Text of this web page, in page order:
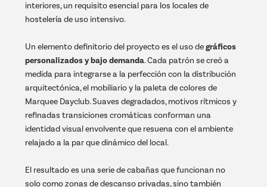
interiores, un requisito esencial para los locales de
hostelería de uso intensivo.
Un elemento definitorio del proyecto es el uso degráficos
personalizados y bajo demanda. Cada patrón se creó a
medida para integrarse a la perfección con la distribución
arquitectónica, el mobiliario y la paleta de colores de
Marquee Dayclub. Suaves degradados, motivos rítmicos y
refinadas transiciones cromáticas conforman una
identidad visual envolvente que resuena con el ambiente
relajado a la par que dinámico del local.
El resultado es una serie de cabañas que funcionan no
solo como zonas de descanso privadas, sino también